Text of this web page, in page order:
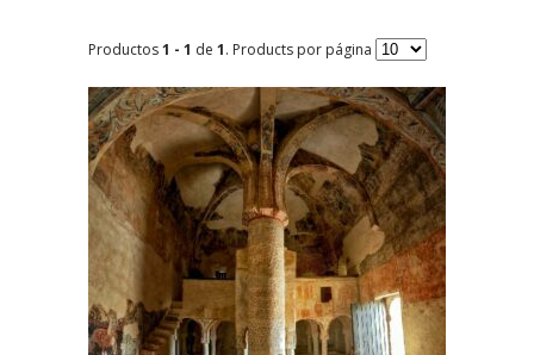
Productos1 - 1 de 1. Products por página